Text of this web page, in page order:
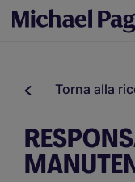
Torna alla